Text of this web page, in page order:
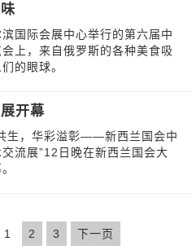
国际会展中心举行的第六届中
上，来自俄罗斯的各种美食吸
的眼球。
开幕
生，华彩溢彰——新西兰国会中
流展”12日晚在新西兰国会大
1 2 3 下一页